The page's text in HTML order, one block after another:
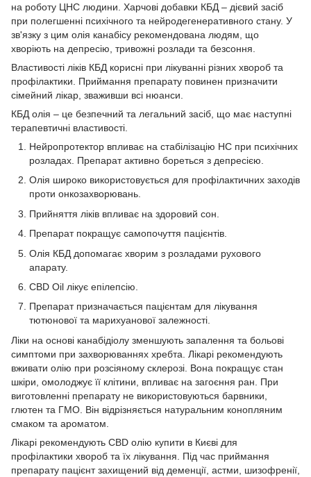
на роботу ЦНС людини. Харчові добавки КБД – дієвий засіб
при полегшенні психічного та нейродегенеративного стану. У
зв'язку з цим олія канабісу рекомендована людям, що
хворіють на депресію, тривожні розлади та безсоння.
Властивості ліків КБД корисні при лікуванні різних хвороб та
профілактики. Приймання препарату повинен призначити
сімейний лікар, зваживши всі нюанси.
КБД олія – це безпечний та легальний засіб, що має наступні
терапевтичні властивості.
Нейропротектор впливає на стабілізацію НС при психічних
розладах. Препарат активно бореться з депресією.
Олія широко використовується для профілактичних заходів
проти онкозахворювань.
Прийняття ліків впливає на здоровий сон.
Препарат покращує самопочуття пацієнтів.
Олія КБД допомагає хворим з розладами рухового
апарату.
CBD Oil лікує епілепсію.
Препарат призначається пацієнтам для лікування
тютюнової та марихуанової залежності.
Ліки на основі канабідіолу зменшують запалення та больові
симптоми при захворюваннях хребта. Лікарі рекомендують
вживати олію при розсіяному склерозі. Вона покращує стан
шкіри, омолоджує її клітини, впливає на загоєння ран. При
виготовленні препарату не використовуються барвники,
глютен та ГМО. Він відрізняється натуральним конопляним
смаком та ароматом.
Лікарі рекомендують CBD олію купити в Києві для
профілактики хвороб та їх лікування. Під час приймання
препарату пацієнт захищений від деменції, астми, шизофренії,